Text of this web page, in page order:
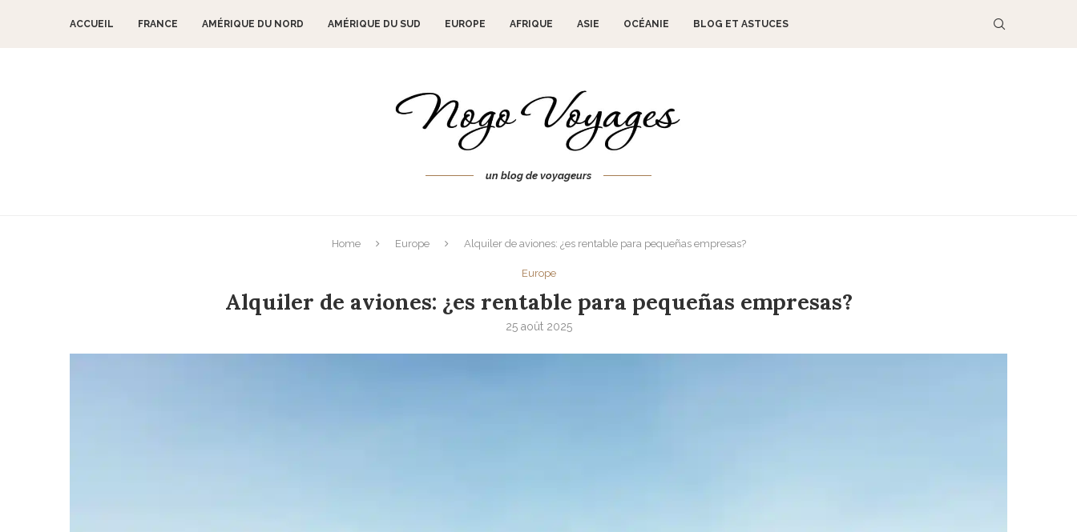
ACCUEIL FRANCE AMÉRIQUE DU NORD AMÉRIQUE DU SUD EUROPE AFRIQUE ASIE OCÉANIE BLOG ET ASTUCES
un blog de voyageurs
Home Europe Alquiler de aviones: ¿es rentable para pequeñas empresas?
Europe
Alquiler de aviones: ¿es rentable para pequeñas empresas?
25 août 2025